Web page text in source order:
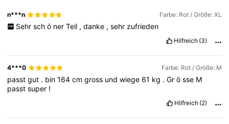
n***n Farbe: Rot / Größe: XL
Sehr sch ö ner Teil , danke , sehr zufrieden
Hilfreich (3)
4***0 Farbe: Rot / Größe: M
passtgut . bin164cmgross undwiege 61 kg .Grösse M
passtsuper !
Hilfreich (2)